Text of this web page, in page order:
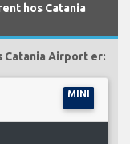
hos Catania
Airport er:
MINI